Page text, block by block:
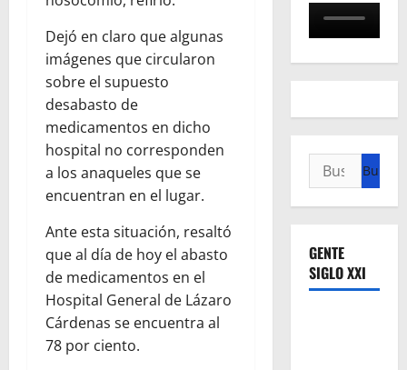
Dejó en claro que algunas
imágenes que circularon
sobre el supuesto
desabasto de
medicamentos en dicho
hospital no corresponden
a los anaqueles que se
encuentran en el lugar.
Ante esta situación, resaltó
que al día de hoy el abasto
de medicamentos en el
Hospital General de Lázaro
Cárdenas se encuentra al
78 por ciento.
Buscar:
GENTE
SIGLO XXI